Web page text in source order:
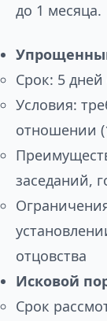
до 1 месяца.
Срок: 5
Условия:
отношении
заседаний,
отцовства
Исковой
Срок